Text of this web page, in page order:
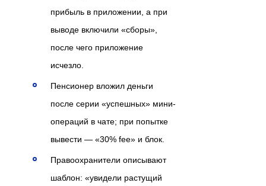
прибыль в приложении, а при
выводе включили «сборы»,
после чего приложение
исчезло.
Пенсионер вложил деньги
после серии «успешных» мини-
операций в чате; при попытке
вывести — «30% fee» и блок.
Правоохранители описывают
шаблон: «увидели растущий